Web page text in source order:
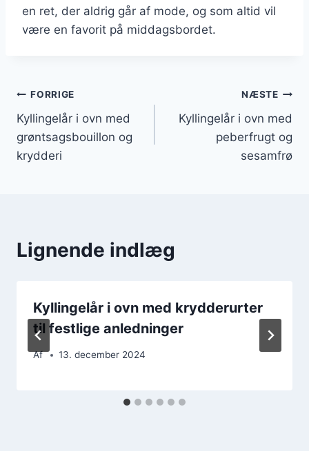
en ret, der aldrig går af mode, og som altid vil
være en favorit på middagsbordet.
Indlægsnavigation
FORRIGE
Kyllingelår i ovn med
grøntsagsbouillon og
krydderi
NÆSTE
Kyllingelår i ovn med
peberfrugt og
sesamfrø
Lignende indlæg
Kyllingelår i ovn med krydderurter
til festlige anledninger
Af 13. december 2024